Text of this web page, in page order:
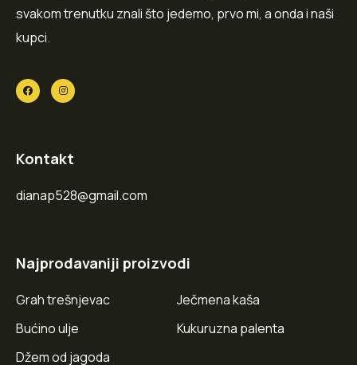
svakom trenutku znali što jedemo, prvo mi, a onda i naši
kupci.
Kontakt
dianap528@gmail.com
Najprodavaniji proizvodi
Grah trešnjevac
Bućino ulje
Džem od jagoda
Ječmena kaša
Kukuruzna palenta